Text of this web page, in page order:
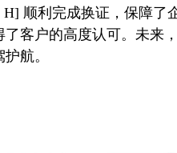
顺利完成换证，保障了
客户的高度认可。未来
航。